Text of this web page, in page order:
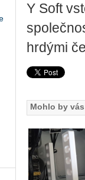
Y Soft
hrdými
Mohlo by